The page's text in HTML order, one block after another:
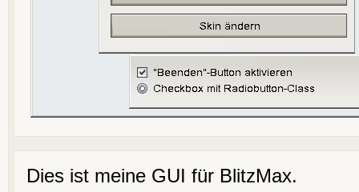
Dies ist meine GUI für BlitzMax.